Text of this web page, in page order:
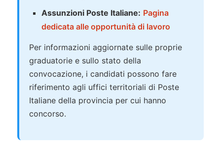
Assunzioni Poste Italiane: Pagina
dedicata alle opportunità di lavoro
Per informazioni aggiornate sulle proprie
graduatorie e sullo stato della
convocazione, i candidati possono fare
riferimento agli uffici territoriali di Poste
Italiane della provincia per cui hanno
concorso.